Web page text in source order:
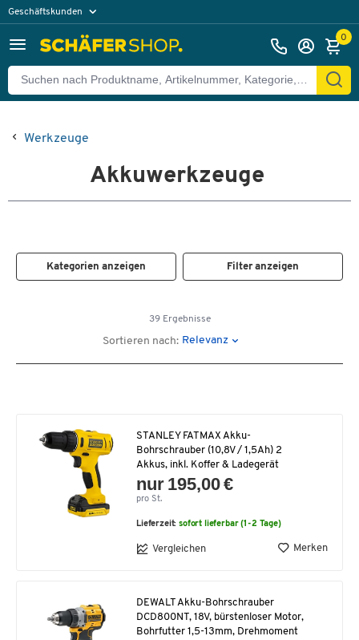
Geschäftskunden
0
Werkzeuge
Akkuwerkzeuge
Kategorien anzeigen Filter anzeigen
39 Ergebnisse
Sortieren nach: Relevanz
STANLEY FATMAX Akku-
Bohrschrauber (10,8V / 1,5Ah) 2
Akkus, inkl. Koffer & Ladegerät
nur 195,00 €
pro St.
Lieferzeit:sofort lieferbar (1-2 Tage)
Vergleichen Merken
DEWALT Akku-Bohrschrauber
DCD800NT, 18V, bürstenloser Motor,
Bohrfutter 1,5-13mm, Drehmoment